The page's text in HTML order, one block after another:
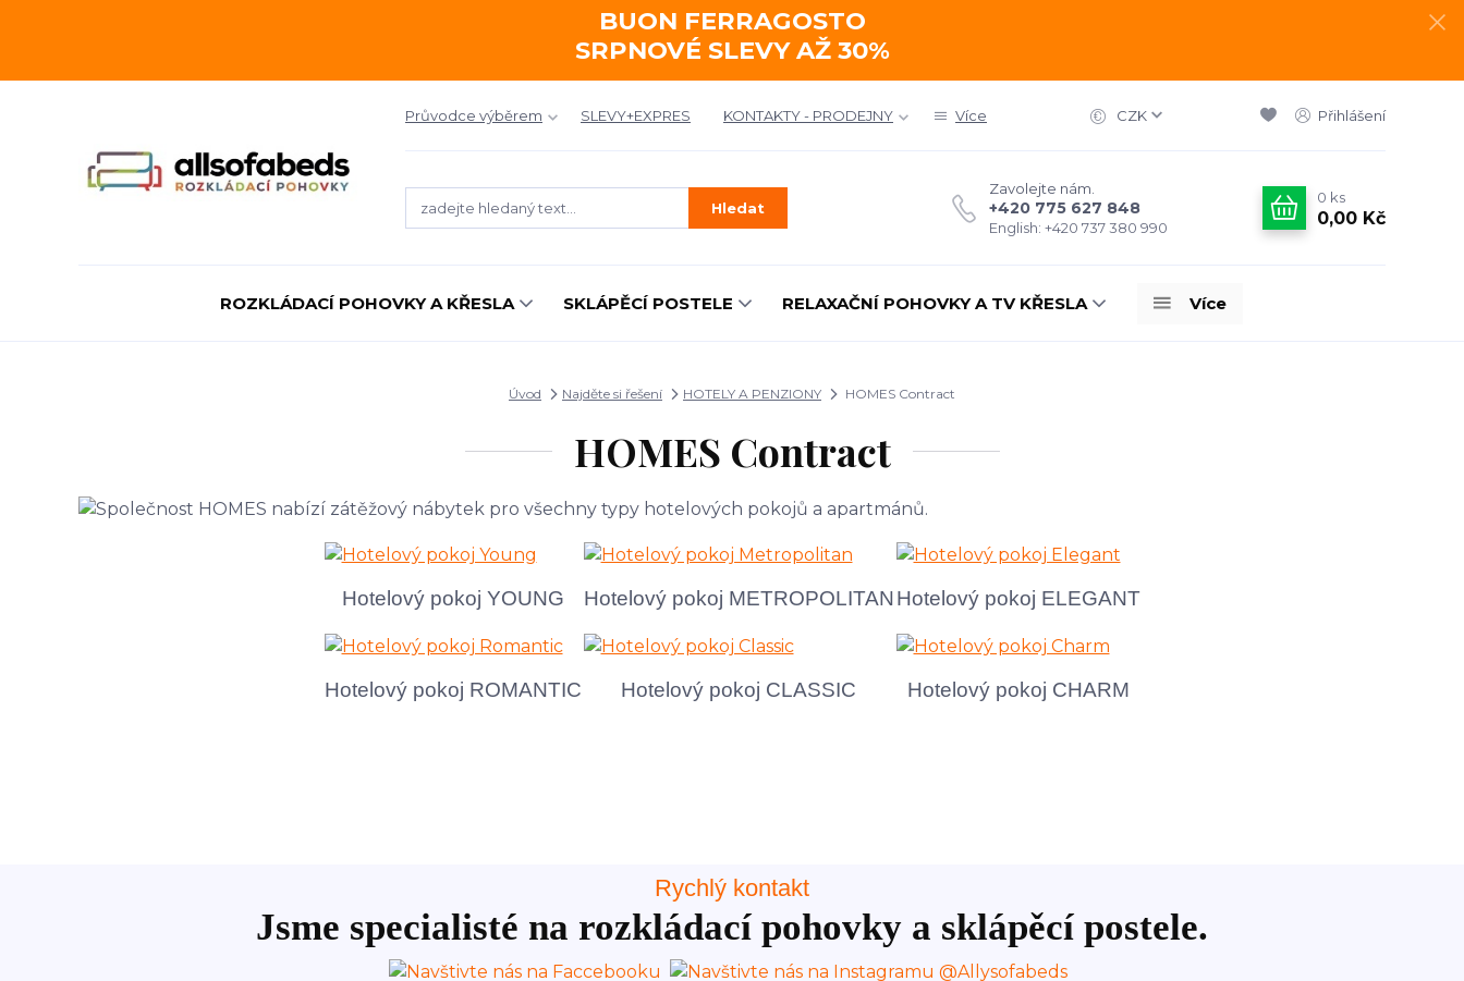
BUON FERRAGOSTO
SRPNOVÉ SLEVY AŽ 30%
Průvodce výběrem SLEVY+EXPRES KONTAKTY - PRODEJNY Více CZK Přihlášení
Hledat
Zavolejte nám.
+420 775 627 848
English: +420 737 380 990
0 ks
0,00 Kč
ROZKLÁDACÍ POHOVKY A KŘESLA SKLÁPĚCÍ POSTELE RELAXAČNÍ POHOVKY A TV KŘESLA Více
Úvod Najděte si řešení HOTELY A PENZIONY HOMES Contract
HOMES Contract
Hotelový pokoj YOUNG Hotelový pokoj METROPOLITANHotelový pokoj ELEGANT
Hotelový pokoj ROMANTIC Hotelový pokoj CLASSIC Hotelový pokoj CHARM
Rychlý kontakt
Jsme specialisté na rozkládací pohovky a sklápěcí postele.